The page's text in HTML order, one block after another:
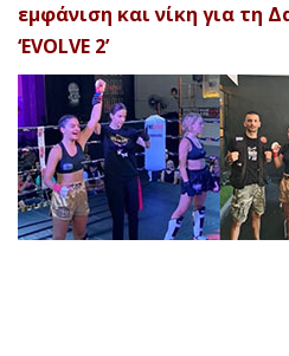
εμφάνιση και νίκη για τη
‘EVOLVE 2’